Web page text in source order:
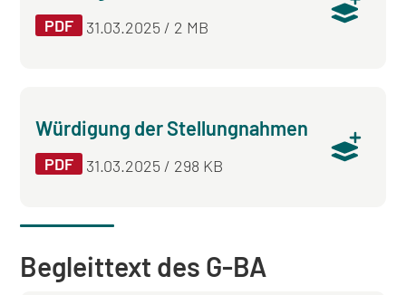
PDF 31.03.2025 / 2 MB
Würdigung der Stellungnahmen
PDF 31.03.2025 / 298 KB
Begleittext des G-BA